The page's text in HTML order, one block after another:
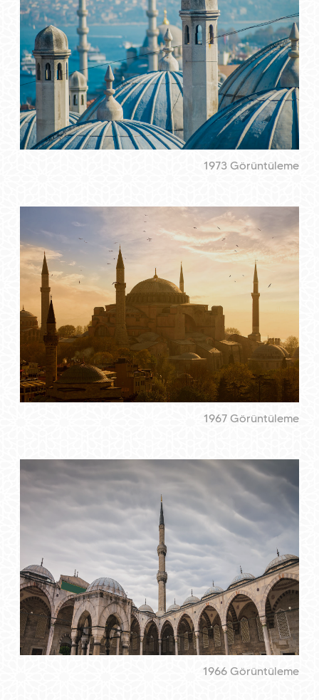
1973 Görüntüleme
1967 Görüntüleme
1966 Görüntüleme